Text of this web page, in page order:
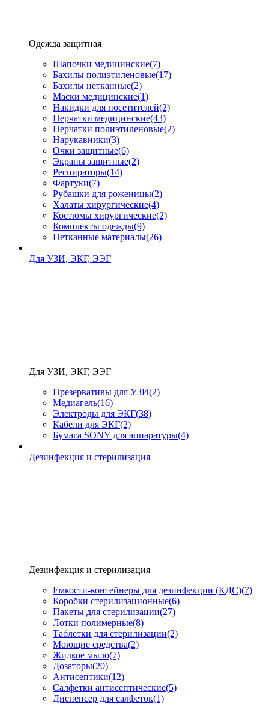
Одежда защитная
Шапочки медицинские(7)
Бахилы полиэтиленовые(17)
Бахилы нетканные(2)
Маски медицинские(1)
Накидки для посетителей(2)
Перчатки медицинские(43)
Перчатки полиэтиленовые(2)
Нарукавники(3)
Очки защитные(6)
Экраны защитные(2)
Рeспираторы(14)
Фартуки(7)
Рубашки для роженицы(2)
Халаты хирургические(4)
Костюмы хирургические(2)
Комплекты одежды(9)
Нетканные материалы(26)
Для УЗИ, ЭКГ, ЭЭГ
Для УЗИ, ЭКГ, ЭЭГ
Презервативы для УЗИ(2)
Медиагель(16)
Электроды для ЭКГ(38)
Кабели для ЭКГ(2)
Бумага SONY для аппаратуры(4)
Дезинфекция и стерилизация
Дезинфекция и стерилизация
Емкости-контейнеры для дезинфекции (КДС)(7)
Коробки стерилизационные(6)
Пакеты для стерилизации(27)
Лотки полимерные(8)
Таблетки для стерилизации(2)
Моющие средства(2)
Жидкое мыло(7)
Дозаторы(20)
Антисептики(12)
Салфетки антисептические(5)
Диспенсер для салфеток(1)